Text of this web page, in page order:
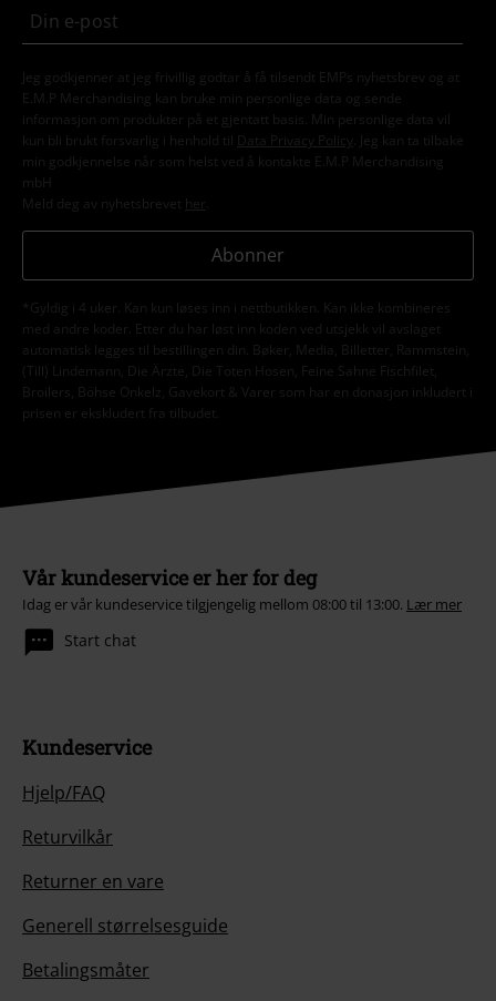
Jeg godkjenner at jeg frivillig godtar å få tilsendt EMPs nyhetsbrev og at
E.M.P Merchandising kan bruke min personlige data og sende
informasjon om produkter på et gjentatt basis. Min personlige data vil
kun bli brukt forsvarlig i henhold til
Data Privacy Policy
. Jeg kan ta tilbake
min godkjennelse når som helst ved å kontakte E.M.P Merchandising
mbH
Meld deg av nyhetsbrevet her
Abonner
*Gyldig i 4 uker. Kan kun løses inn i nettbutikken. Kan ikke kombineres
med andre koder. Etter du har løst inn koden ved utsjekk vil avslaget
automatisk legges til bestillingen din. Bøker, Media, Billetter, Rammstein,
(Till) Lindemann, Die Ärzte, Die Toten Hosen, Feine Sahne Fischfilet,
Broilers, Böhse Onkelz, Gavekort & Varer som har en donasjon inkludert i
prisen er ekskludert fra tilbudet.
Vår kundeservice er her for deg
Idag er vår kundeservice tilgjengelig mellom 08:00 til 13:00. Lær mer
Start chat
Kundeservice
Hjelp/FAQ
Returvilkår
Returner en vare
Generell størrelsesguide
Betalingsmåter